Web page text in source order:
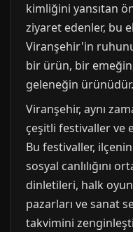
kimliğini yansıtan
ziyaret edenler, bu
Viranşehir'in
bir ürün, bir
geleneğin ürünüdür.
Viranşehir, aynı
çeşitli festivaller ve
Bu festivaller,
sosyal canlılığını
dinletileri, halk
pazarları ve sanat
takvimini